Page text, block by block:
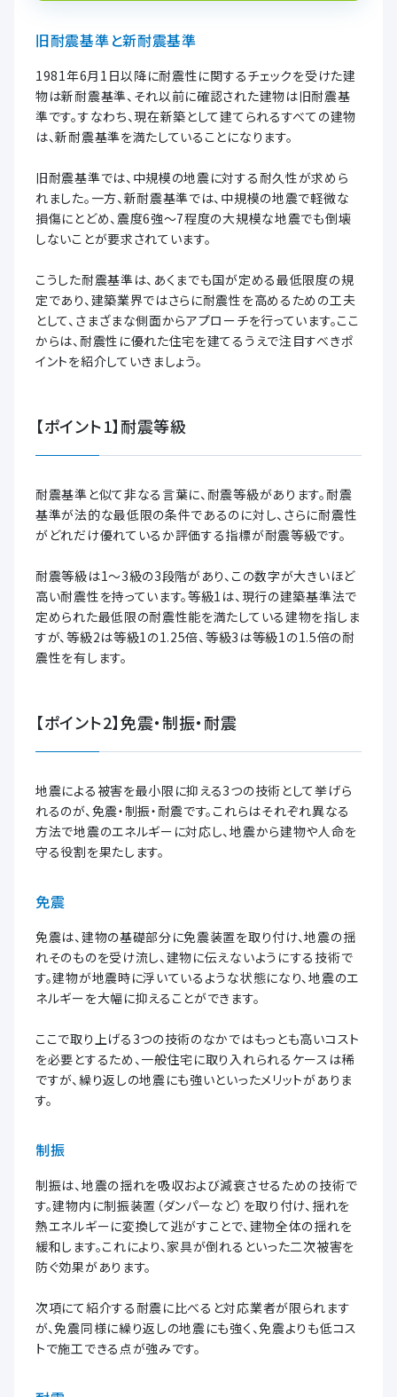
旧耐震基準と新耐震基準
1981年6月1日以降に耐震性に関するチェックを受けた建
物は新耐震基準、それ以前に確認された建物は旧耐震基
準です。すなわち、現在新築として建てられるすべての建物
は、新耐震基準を満たしていることになります。
旧耐震基準では、中規模の地震に対する耐久性が求めら
れました。一方、新耐震基準では、中規模の地震で軽微な
損傷にとどめ、震度6強～7程度の大規模な地震でも倒壊
しないことが要求されています。
こうした耐震基準は、あくまでも国が定める最低限度の規
定であり、建築業界ではさらに耐震性を高めるための工夫
として、さまざまな側面からアプローチを行っています。ここ
からは、耐震性に優れた住宅を建てるうえで注目すべきポ
イントを紹介していきましょう。
【ポイント1】耐震等級
耐震基準と似て非なる言葉に、耐震等級があります。耐震
基準が法的な最低限の条件であるのに対し、さらに耐震性
がどれだけ優れているか評価する指標が耐震等級です。
耐震等級は1～3級の3段階があり、この数字が大きいほど
高い耐震性を持っています。等級1は、現行の建築基準法で
定められた最低限の耐震性能を満たしている建物を指しま
すが、等級2は等級1の1.25倍、等級3は等級1の1.5倍の耐
震性を有します。
【ポイント2】免震・制振・耐震
地震による被害を最小限に抑える3つの技術として挙げら
れるのが、免震・制振・耐震です。これらはそれぞれ異なる
方法で地震のエネルギーに対応し、地震から建物や人命を
守る役割を果たします。
免震
免震は、建物の基礎部分に免震装置を取り付け、地震の揺
れそのものを受け流し、建物に伝えないようにする技術で
す。建物が地震時に浮いているような状態になり、地震のエ
ネルギーを大幅に抑えることができます。
ここで取り上げる3つの技術のなかではもっとも高いコスト
を必要とするため、一般住宅に取り入れられるケースは稀
ですが、繰り返しの地震にも強いといったメリットがありま
す。
制振
制振は、地震の揺れを吸収および減衰させるための技術で
す。建物内に制振装置（ダンパーなど）を取り付け、揺れを
熱エネルギーに変換して逃がすことで、建物全体の揺れを
緩和します。これにより、家具が倒れるといった二次被害を
防ぐ効果があります。
次項にて紹介する耐震に比べると対応業者が限られます
が、免震同様に繰り返しの地震にも強く、免震よりも低コス
トで施工できる点が強みです。